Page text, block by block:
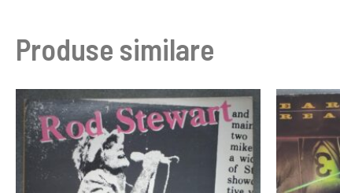
Produse similare